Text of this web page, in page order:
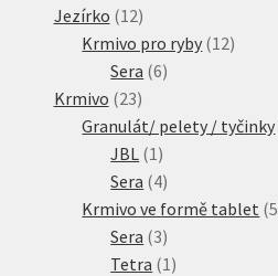
produktů
Jezírko 1212
produktů
Krmivo pro ryby 1212
Sera 66
Krmivo 2323
produktů
Granulát/ pelety / tyčinky
JBL 1 1
produkt
Sera 44
produkty
Krmivo ve formě tablet 5
Sera 33
produkty
Tetra 1 1